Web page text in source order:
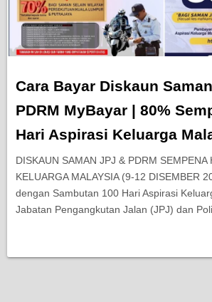
Cara Bayar Diskaun
PDRM MyBayar | 80%
Hari Aspirasi Keluarga
DISKAUN SAMAN JPJ & PDRM SEMPENA
KELUARGA MALAYSIA (9-12 DISEMBER
dengan Sambutan 100 Hari Aspirasi
Jabatan Pengangkutan Jalan (JPJ) dan